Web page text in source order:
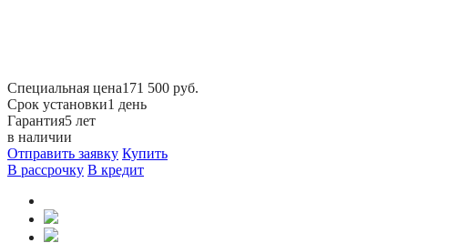
Специальная цена171 500 руб.
Срок установки1 день
Гарантия5 лет
в наличии
Отправить заявку Купить
В рассрочку В кредит